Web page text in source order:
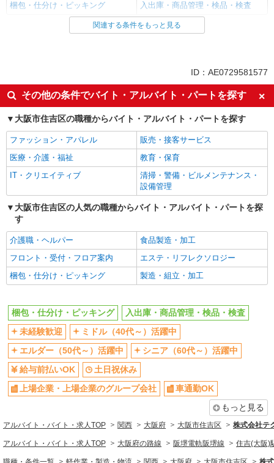
梱包・仕分け・ピッキング 入出庫・商品管理・検品・検査
同じ雇用形態から住吉(大阪)駅の求人を探す
未経験歓迎
ミドル（40代～）活躍中
エルダー（50代～）活躍中
シニア（60代～）活躍中
給与前払いOK
土日祝休み
上場企業・上場企業のグループ会
社
車通勤OK
バイク通勤OK
交通費支給
同じ職種から求人を探す
軽作業・製造・物流
梱包・仕分け・ピッキング
入出庫・商品管理・検品・検査
同じ特徴から求人を探す
土日祝休み
上場企業・上場企業のグループ会
社
車通勤OK
交通費支給
社会保険あり
関連する条件をもっと見る
ID：AE0729581577
その他の条件でバイト・アルバイト・パートを探す
大阪市住吉区の職種からバイト・アルバイト・パートを探す
ファッション・アパレル
販売・接客サービス
医療・介護・福祉
教育・保育
IT・クリエイティブ
清掃・警備・ビルメンテナンス・
設備管理
大阪市住吉区の人気の職種からバイト・アルバイト・パートを探
す
介護職・ヘルパー
食品製造・加工
フロント・受付・フロア案内
エステ・リフレクソロジー
梱包・仕分け・ピッキング
製造・組立・加工
梱包・仕分け・ピッキング
入出庫・商品管理・検品・検査
未経験歓迎
ミドル（40代～）活躍中
エルダー（50代～）活躍中
シニア（60代～）活躍中
給与前払いOK
土日祝休み
上場企業・上場企業のグループ会社
車通勤OK
もっと見る
アルバイト・バイト・求人TOP 関西 大阪府 大阪市住吉区 株式会社テ
アルバイト・バイト・求人TOP 大阪府の路線 阪堺電軌阪堺線 住吉(大阪)